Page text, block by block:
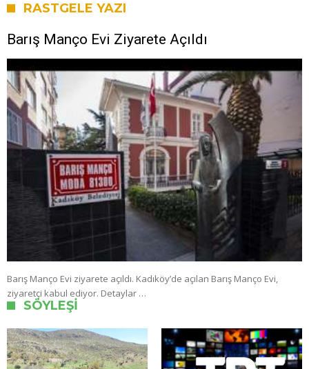
RASTGELE YAZI
Barış Manço Evi Ziyarete Açıldı
Barış Manço Evi ziyarete açıldı. Kadıköy’de açılan Barış Manço Evi,
ziyaretçi kabul ediyor. Detaylar …
SÖYLEŞI